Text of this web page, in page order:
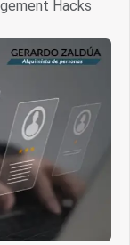
Hacks